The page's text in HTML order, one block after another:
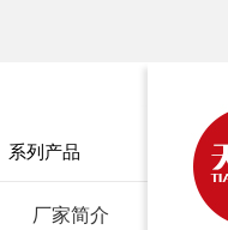
系列产品
厂家简介